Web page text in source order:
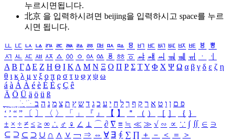
누르시면됩니다.
北京 을 입력하시려면 beijing을 입력하시고 space를 누르
시면 됩니다.
ㅥ ㅦ ㅧ ㅨ ㅩ ㅪ ㅫ ㅬ ㅭ ㅮ ㅯ ㅰ ㅱ ㅲ ㅳ ㅴ ㅵ ㅶ ㅷ ㅸ
ㅹ
ㅺ ㅻ ㅼ ㅽ ㅾ ㅿ ㆀ ㆁ ㆂ ㆃ ㆄ ㆅ ㆆ ㆇ ㆈ ㆉ ㆊ ㆋ ㆌ ㆍ
ㆎ
Α Β ΓΔ Ε Ζ Η Θ Ι ΚΛ Μ Ν Ξ Ο Π Ρ Σ ΤΥ Φ Χ Ψ Ω α β γ δ ε ζ η
θ ι κ λ μ ν ξ ο π ρ σ τ υ φ χ ψ ω
á à Á À é è É È ç Ç ê
Ä Ö Ü ä ö ü ß
ִֶֹ ֻּ ׁׂ פ ם ן ו ט א ר ק ף ך ל ח י ע כ ג ד ש ץ ת צ מ נ ה ב
‘ ’ “ ” 〔 〕 〈 〉 「 」 『 』 【 】 ＂ （ ） ［ ］ ｛ ｝
± × ÷ ≠ ≤ ≥ ∞ ∴ ♂ ♀ ∠ ⊥ ⌒ ∂ ∇ ≡ ≒ ≪ ≫ √ ∽ ∝ ∵ ∫ ∬ ∈ ∋
⊆ ⊇ ⊂ ⊃ ∪ ∩ ∧ ∨ ￢ ⇒ ⇔ ∀ ∃ ∮ ∑ ∏ ＋ － ＜ ＝
＞